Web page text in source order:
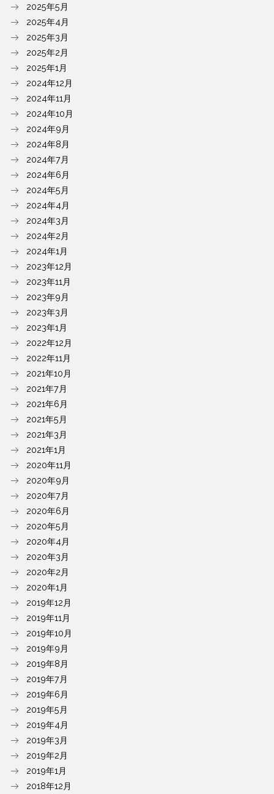
2025年5月
2025年4月
2025年3月
2025年2月
2025年1月
2024年12月
2024年11月
2024年10月
2024年9月
2024年8月
2024年7月
2024年6月
2024年5月
2024年4月
2024年3月
2024年2月
2024年1月
2023年12月
2023年11月
2023年9月
2023年3月
2023年1月
2022年12月
2022年11月
2021年10月
2021年7月
2021年6月
2021年5月
2021年3月
2021年1月
2020年11月
2020年9月
2020年7月
2020年6月
2020年5月
2020年4月
2020年3月
2020年2月
2020年1月
2019年12月
2019年11月
2019年10月
2019年9月
2019年8月
2019年7月
2019年6月
2019年5月
2019年4月
2019年3月
2019年2月
2019年1月
2018年12月